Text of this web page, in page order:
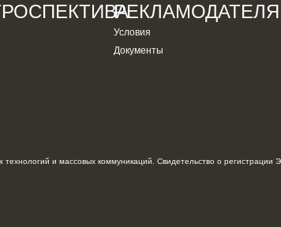
Условия
Документы
и массовых коммуникаций. Свидетельство о